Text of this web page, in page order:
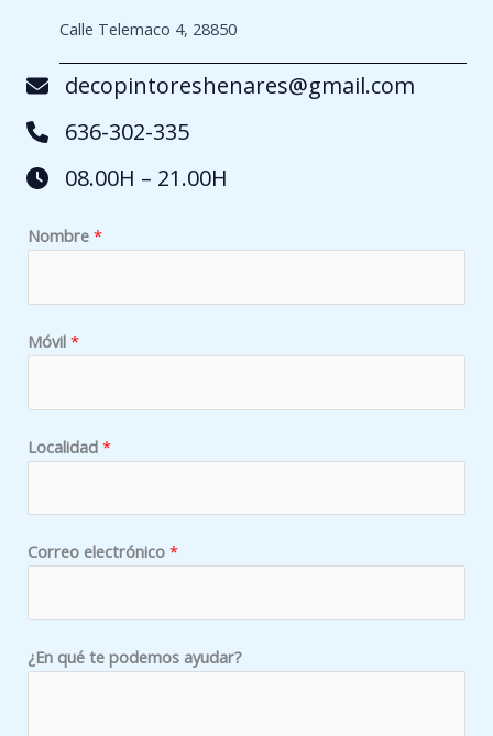
Calle Telemaco 4, 28850
decopintoreshenares@gmail.com
636-302-335
08.00H – 21.00H
u
t
e
Nombre *
Móvil *
Localidad *
Correo electrónico *
¿En qué te podemos ayudar?